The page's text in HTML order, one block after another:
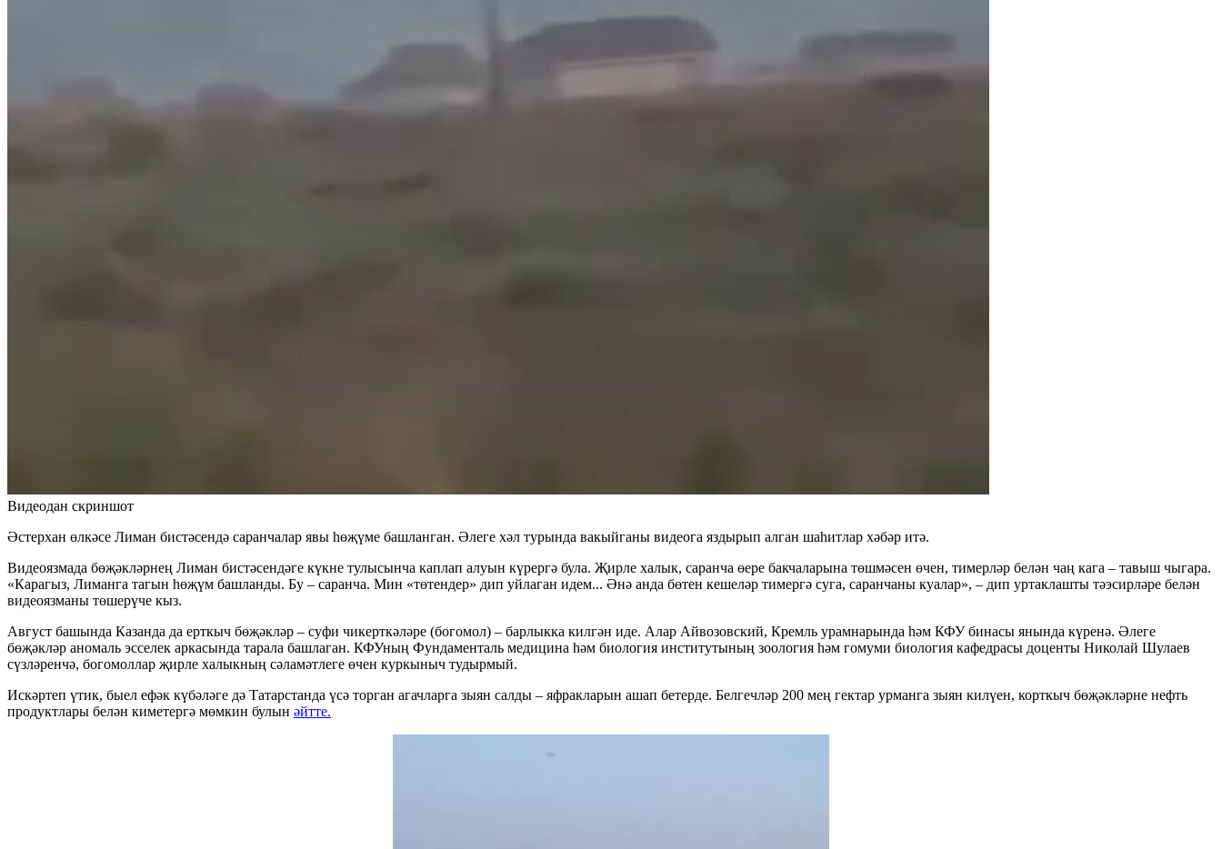
Видеодан скриншот
Әстерхан өлкәсе Лиман бистәсендә саранчалар явы һөҗүме башланган. Әлеге хәл турында вакыйганы видеога яздырып алган шаһитлар хәбәр итә.
Видеоязмада бөҗәкләрнең Лиман бистәсендәге күкне тулысынча каплап алуын күрергә була. Җирле халык, саранча өере бакчаларына төшмәсен өчен, тимерләр белән чаң кага – тавыш чыгара.
«Карагыз, Лиманга тагын һөҗүм башланды. Бу – саранча. Мин «төтендер» дип уйлаган идем... Әнә анда бөтен кешеләр тимергә суга, саранчаны куалар», – дип уртаклашты тәэсирләре белән
видеоязманы төшерүче кыз.
Август башында Казанда да ерткыч бөҗәкләр – суфи чикерткәләре (богомол) – барлыкка килгән иде. Алар Айвозовский, Кремль урамнарында һәм КФУ бинасы янында күренә. Әлеге
бөҗәкләр аномаль эсселек аркасында тарала башлаган. КФУның Фундаменталь медицина һәм биология институтының зоология һәм гомуми биология кафедрасы доценты Николай Шулаев
сүзләренчә, богомоллар җирле халыкның сәламәтлеге өчен куркыныч тудырмый.
Искәртеп үтик, быел ефәк күбәләге дә Татарстанда үсә торган агачларга зыян салды – яфракларын ашап бетерде. Белгечләр 200 мең гектар урманга зыян килүен, корткыч бөҗәкләрне нефть
продуктлары белән киметергә мөмкин булын әйтте.